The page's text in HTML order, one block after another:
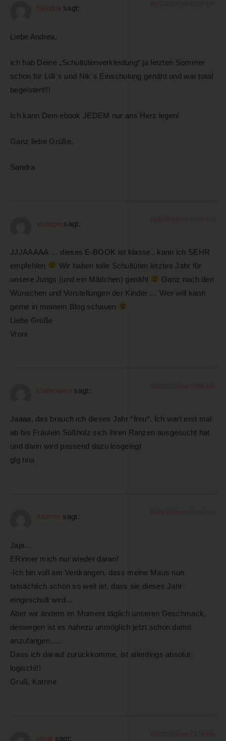
Sandra sagt: 26/01/2010 um 20:34 Uhr
Liebe Andrea,
ich hab Deine „Schultütenverkleidung“ ja letzten Sommer
schon für Lilli´s und Nik´s Einschulung genäht und war total
begeistert!!!
Ich kann Dein ebook JEDEM nur ans Herz legen!
Ganz liebe Grüße,
Sandra
vronipe sagt: 26/01/2010 um 20:43 Uhr
JJJAAAAA … dieses E-BOOK ist klasse.. kann ich SEHR
empfehlen
Wir haben tolle Schultüten letztes Jahr für
unsere Jungs (und ein Mädchen) genäht
Ganz nach den
Wünschen und Vorstellungen der Kinder … Wer will kann
gerne in meinem Blog schauen
Liebe Grüße
Vroni
klamottina sagt: 26/01/2010 um 20:55 Uhr
Jaaaa, das brauch ich dieses Jahr *freu*. Ich wart erst mal
ab bis Fräulein Süßholz sich ihren Ranzen ausgesucht hat
und dann wird passend dazu losgelegt
glg tina
Katrine sagt: 26/01/2010 um 21:12 Uhr
Jaja…
ERinner mich nur wieder daran!
-Ich bin voll am Verdrängen, dass meine Maus nun
tatsächlich schon so weit ist, dass sie dieses Jahr
eingeschult wird…
Aber wir ändern im Moment täglich unseren Geschmack,
deswegen ist es nahezu unmöglich jetzt schon damit
anzufangen…..
Dass ich darauf zurückkomme, ist allerdings absolut
logisch!!!
Gruß, Katrine
sanit sagt: 26/01/2010 um 21:14 Uhr